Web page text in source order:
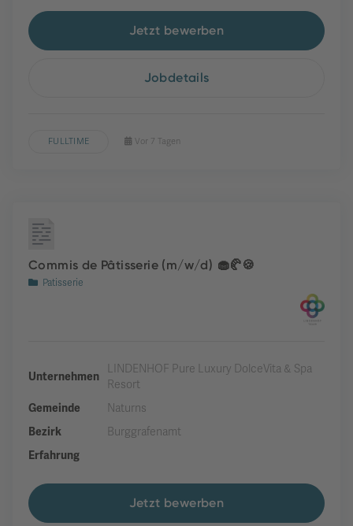
Jetzt bewerben
Jobdetails
FULLTIME Vor 7 Tagen
Commis de Pâtisserie (m/w/d) 🧁🥐🍪
Patisserie
Unternehmen
LINDENHOF Pure Luxury DolceVita & Spa
Resort
Gemeinde
Naturns
Bezirk
Burggrafenamt
Erfahrung
Jetzt bewerben